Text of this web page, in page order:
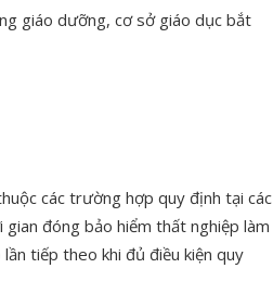
giáo dưỡng, cơ sở giáo dục bắt
các trường hợp quy định tại các
đóng bảo hiểm thất nghiệp làm
lần tiếp theo khi đủ điều kiện quy